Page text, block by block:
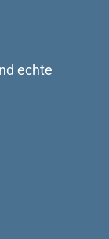
echte